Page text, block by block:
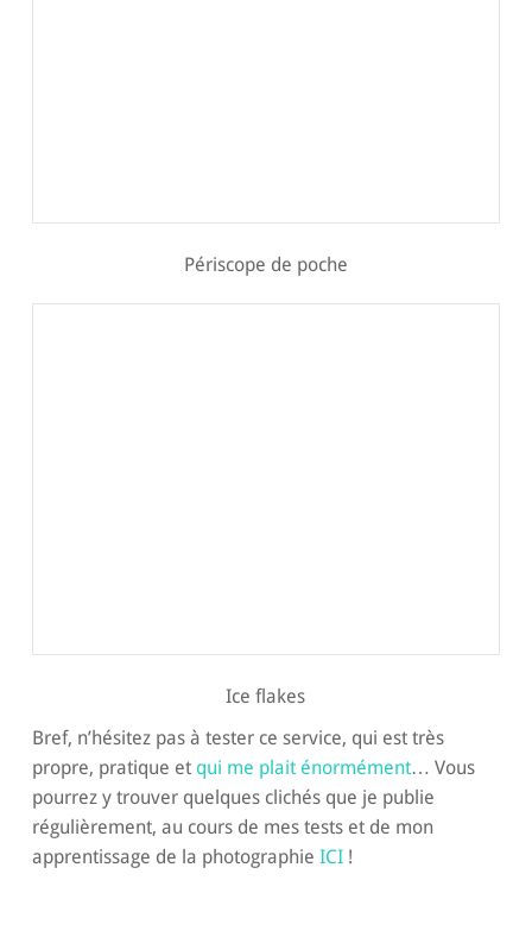
Périscope de poche
Ice flakes
Bref, n’hésitez pas à tester ce service, qui est très
propre, pratique et qui me plait énormément… Vous
pourrez y trouver quelques clichés que je publie
régulièrement, au cours de mes tests et de mon
apprentissage de la photographie ICI!